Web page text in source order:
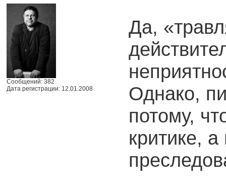
Сообщений: 382
Дата регистрации: 12.01.2008
Да,
Однако,
потому,
критике,